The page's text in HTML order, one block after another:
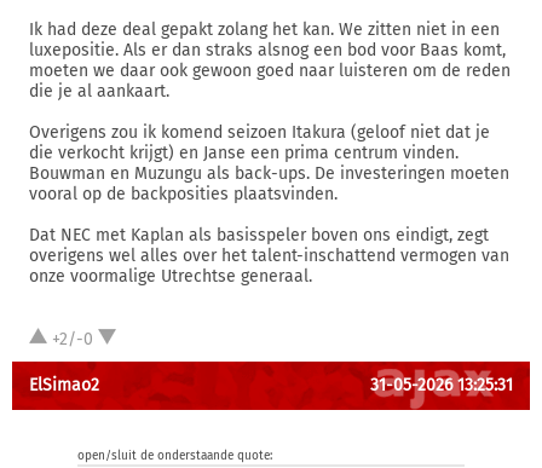
Ik had deze deal gepakt zolang het kan. We zitten niet in een
luxepositie. Als er dan straks alsnog een bod voor Baas komt,
moeten we daar ook gewoon goed naar luisteren om de reden
die je al aankaart.
Overigens zou ik komend seizoen Itakura (geloof niet dat je
die verkocht krijgt) en Janse een prima centrum vinden.
Bouwman en Muzungu als back-ups. De investeringen moeten
vooral op de backposities plaatsvinden.
Dat NEC met Kaplan als basisspeler boven ons eindigt, zegt
overigens wel alles over het talent-inschattend vermogen van
onze voormalige Utrechtse generaal.
+2/-0
ElSimao2 31-05-2026 13:25:31
open/sluit de onderstaande quote: